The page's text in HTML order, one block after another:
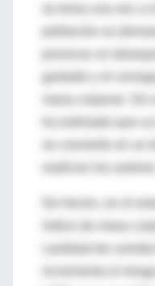
población es
provocar un
gastado y el
masa corporal. Sin
incrementa el